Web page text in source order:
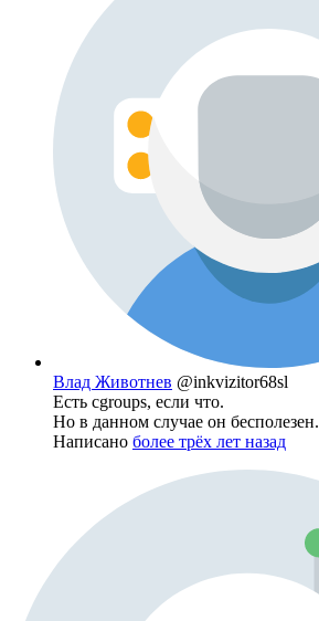
Влад Животнев @inkvizitor68sl
Есть cgroups, если что.
Но в данном случае он бесполезен.
Написано более трёх лет назад